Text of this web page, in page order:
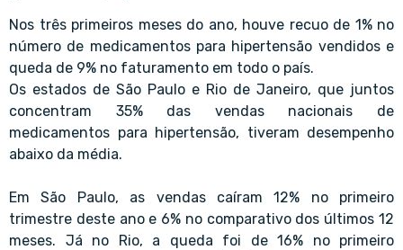
Nos três primeiros meses do ano, houve recuo de 1% no
número de medicamentos para hipertensão vendidos e
queda de 9% no faturamento em todo o país.
Os estados de São Paulo e Rio de Janeiro, que juntos
concentram 35% das vendas nacionais de
medicamentos para hipertensão, tiveram desempenho
abaixo da média.
Em São Paulo, as vendas caíram 12% no primeiro
trimestre deste ano e 6% no comparativo dos últimos 12
meses. Já no Rio, a queda foi de 16% no primeiro